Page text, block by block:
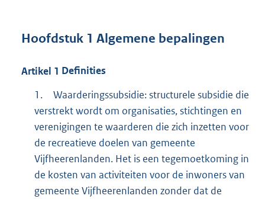
Hoofdstuk 1 Algemene bepalingen
Artikel 1 Definities
1.
Waarderingssubsidie: structurele subsidie die
verstrekt wordt om organisaties, stichtingen en
verenigingen te waarderen die zich inzetten voor
de recreatieve doelen van gemeente
Vijfheerenlanden. Het is een tegemoetkoming in
de kosten van activiteiten voor de inwoners van
gemeente Vijfheerenlanden zonder dat de